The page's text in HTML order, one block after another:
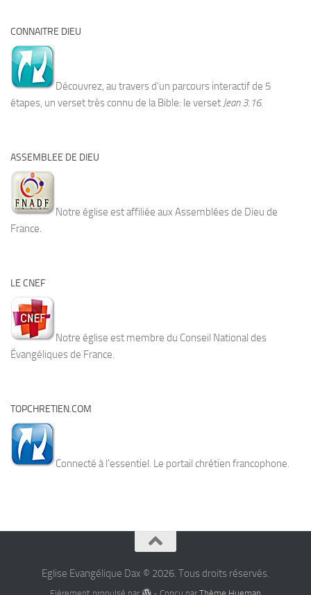
CONNAITRE DIEU
Découvrez, au travers d’un parcours interactif de 5
étapes, un verset très connu de la Bible: le verset Jean 3.16.
ASSEMBLEE DE DIEU
Notre église est affiliée aux Assemblées de Dieu de
France.
LE CNEF
Notre église est membre du Conseil National des
Évangéliques de France.
TOPCHRETIEN.COM
Connecté à l’essentiel. Le portail chrétien francophone.
Eglise Evangélique Dax © 2026. Tous droits réservés.